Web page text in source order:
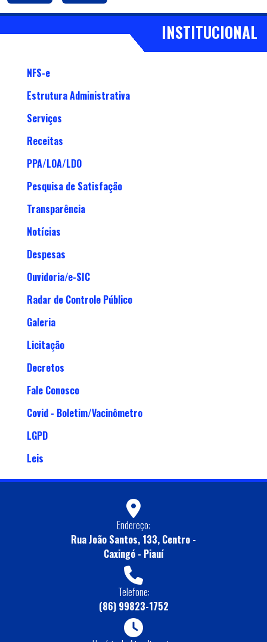
INSTITUCIONAL
NFS-e
Estrutura Administrativa
Serviços
Receitas
PPA/LOA/LDO
Pesquisa de Satisfação
Transparência
Notícias
Despesas
Ouvidoria/e-SIC
Radar de Controle Público
Galeria
Licitação
Decretos
Fale Conosco
Covid - Boletim/Vacinômetro
LGPD
Leis
Endereço:
Rua João Santos, 133, Centro -
Caxingó - Piauí
Telefone:
(86) 99823-1752